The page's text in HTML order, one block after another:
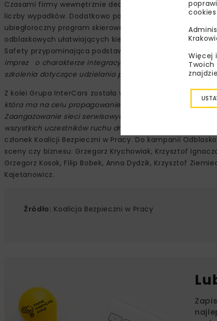
Czasami firmy wewnętrznie decydują się organizację
liczby wypadków. Dodatkowo popularne są różnego
ubiegłoroczny program skierowany do pracowników
odblaskowych ułatwiających kierowcom dostrzeżenie
Safety przypominająca podstawowe zasady
imprez o charakterze integracyjno-szkoleniowym stają
szkolenia dotyczące udzielania pierwszej pomocy na
Z kolei Grupa InterCars została w tym roku partnerem
która ma na celu propagowanie noszenia elementów
Zaangażowanie sieci serwisowych Q-Service, Q-Service
wszystkich uczestników ruchu drogowego –
członek Koalicji Bezpieczni w Pracy. Do kampanii
sceny czy biznesu: Grzegorz Krychowiak, Krzysztof
Grzegorz Kosok, Filip Bobek, Anna Dydzik, Krzysztof
Kajetanowicz.
Źródło: Koalicja Bezpieczni w Pracy
Więcej